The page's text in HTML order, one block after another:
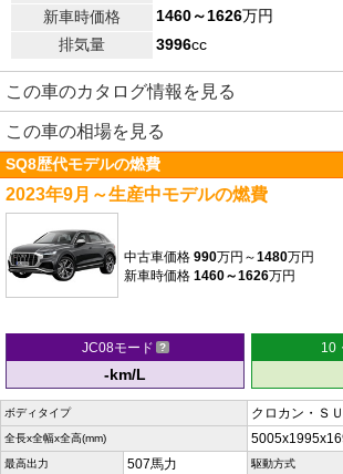
新車時価格
1460～1626万円
排気量
3996cc
この車のカタログ情報を見る
この車の相場を見る
SQ8歴代モデルの燃費
2023年9月～生産中モデルの燃費
中古車価格 990万円～1480万円
新車時価格 1460～1626万円
JC08モード
-km/L
10
ボディタイプ クロカン・Ｓ
全長x全幅x全高(mm)
最高出力 507馬力 駆動方式